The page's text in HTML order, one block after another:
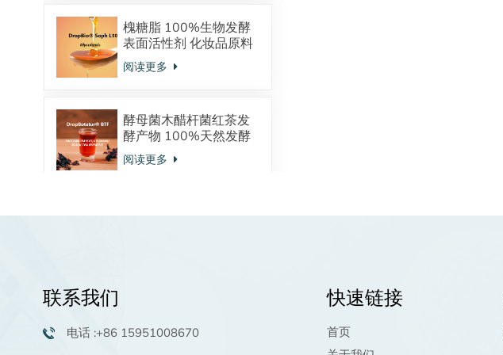
槐糖脂 100%生物发酵
表面活性剂 化妆品原料
酸型内酯型混合物
阅读更多
酵母菌木醋杆菌红茶发
酵产物 100%天然发酵
来源 调节皮肤微生态
阅读更多
植物鞘氨醇：天然发酵
末供应商
联系我们
电话 :+86 15951008670
快速链接
首页